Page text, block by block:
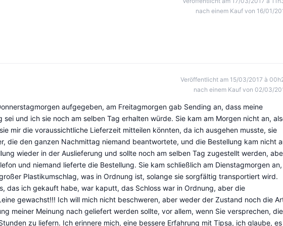
nach einem Kauf von 16/01/
Veröffentlicht am 15/03/2017 à
nach einem Kauf von 02/03/
aufgegeben, am Freitagmorgen gab Sending an, dass meine
sei und ich sie noch am selben Tag erhalten würde. Sie kam am Morgen nicht an,
mir die voraussichtliche Lieferzeit mitteilen könnten, da ich ausgehen musste, sie
die den ganzen Nachmittag niemand beantwortete, und die Bestellung kam nicht
wieder in der Auslieferung und sollte noch am selben Tag zugestellt werden,
und niemand lieferte die Bestellung. Sie kam schließlich am Dienstagmorgen an,
Plastikumschlag, was in Ordnung ist, solange sie sorgfältig transportiert wird.
das ich gekauft habe, war kaputt, das Schloss war in Ordnung, aber die
gewachst!!! Ich will mich nicht beschweren, aber weder der Zustand noch die
meiner Meinung nach geliefert werden sollte, vor allem, wenn Sie versprechen, die
zu liefern. Ich erinnere mich, eine bessere Erfahrung mit Tipsa, ich glaube, es